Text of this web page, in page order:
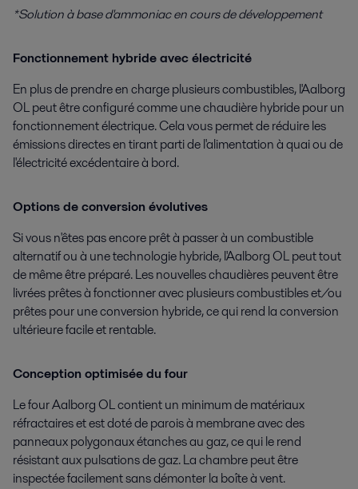
*Solution à base d'ammoniac en cours de développement
Fonctionnement hybride avec électricité
En plus de prendre en charge plusieurs combustibles, l'Aalborg
OL peut être configuré comme une chaudière hybride pour un
fonctionnement électrique. Cela vous permet de réduire les
émissions directes en tirant parti de l'alimentation à quai ou de
l'électricité excédentaire à bord.
Options de conversion évolutives
Si vous n'êtes pas encore prêt à passer à un combustible
alternatif ou à une technologie hybride, l'Aalborg OL peut tout
de même être préparé. Les nouvelles chaudières peuvent être
livrées prêtes à fonctionner avec plusieurs combustibles et/ou
prêtes pour une conversion hybride, ce qui rend la conversion
ultérieure facile et rentable.
Conception optimisée du four
Le four Aalborg OL contient un minimum de matériaux
réfractaires et est doté de parois à membrane avec des
panneaux polygonaux étanches au gaz, ce qui le rend
résistant aux pulsations de gaz. La chambre peut être
inspectée facilement sans démonter la boîte à vent.